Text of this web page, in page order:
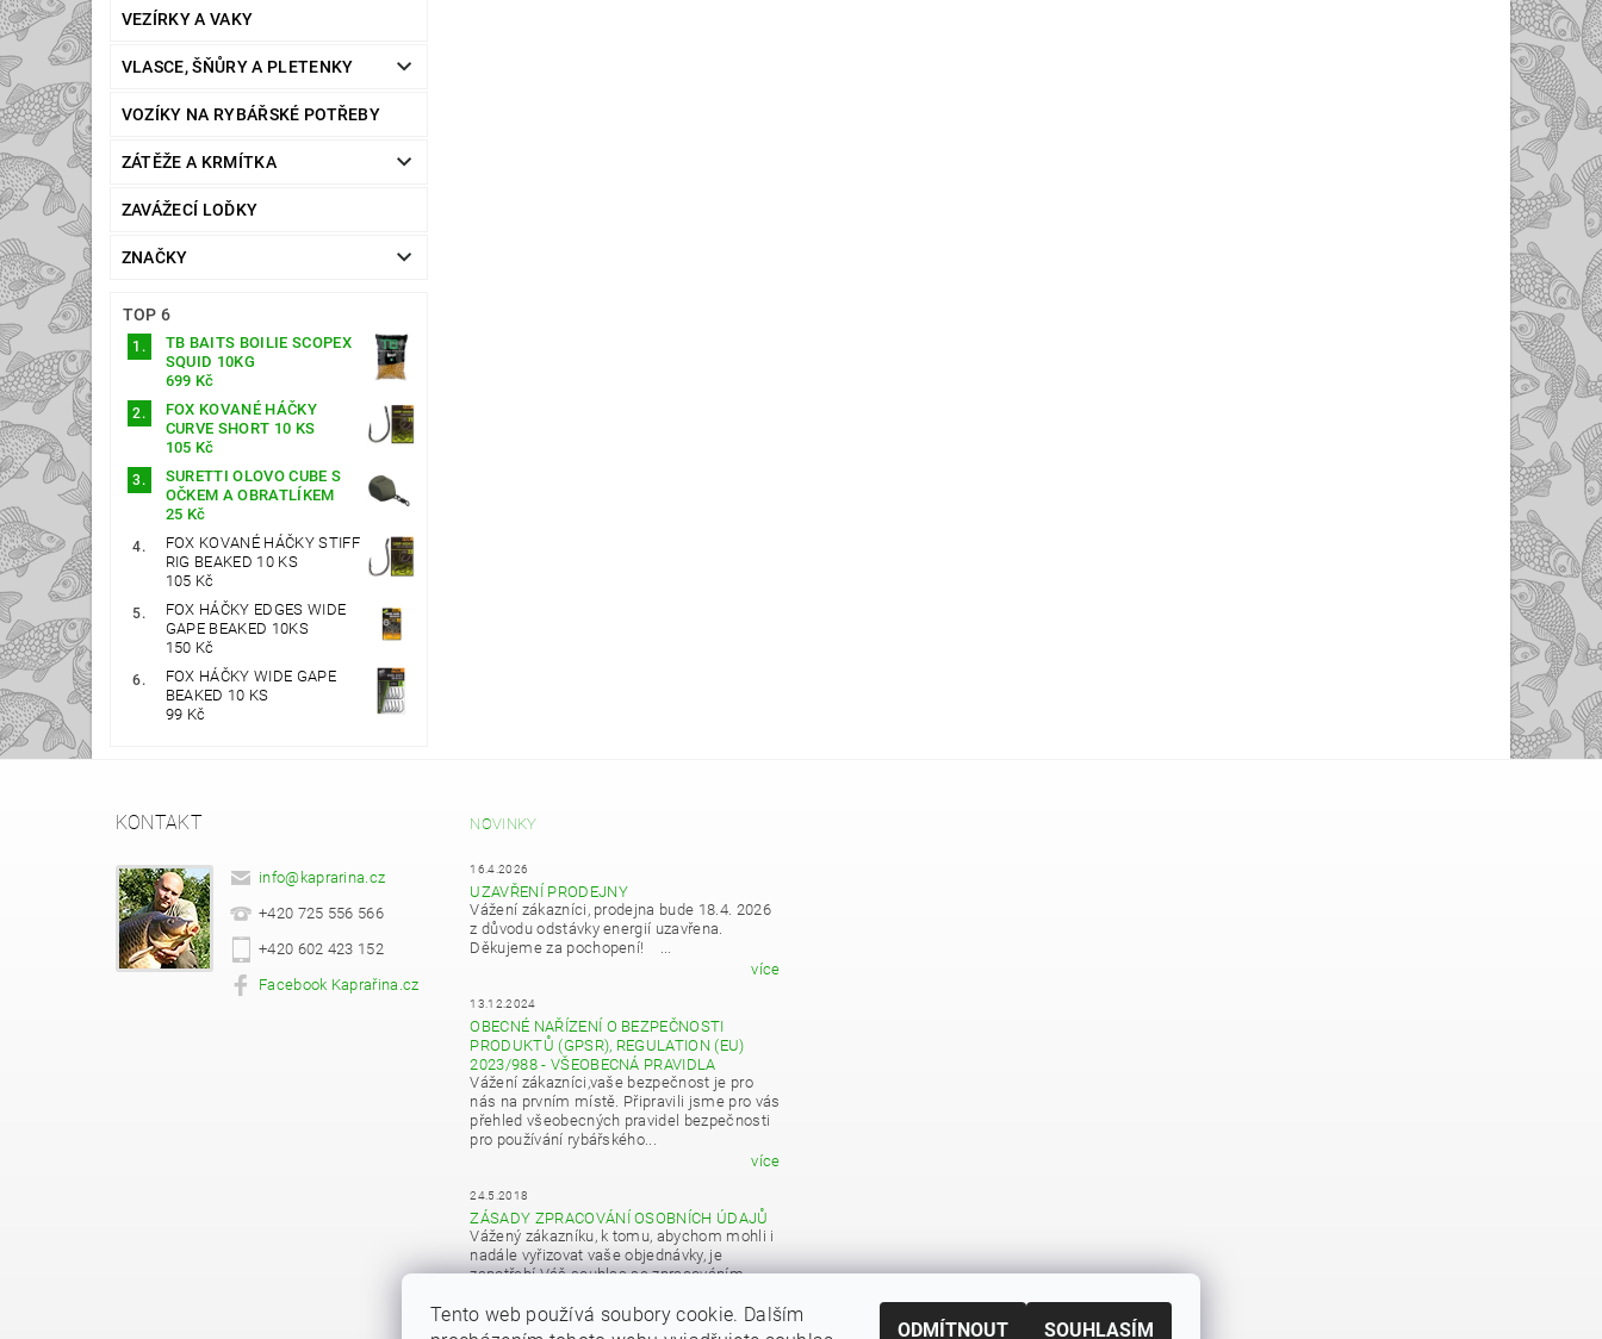
VEZÍRKY A VAKY
VLASCE, ŠŇŮRY A PLETENKY
VOZÍKY NA RYBÁŘSKÉ POTŘEBY
ZÁTĚŽE A KRMÍTKA
ZAVÁŽECÍ LOĎKY
ZNAČKY
TOP 6
TB BAITS BOILIE SCOPEX
SQUID 10KG
699 Kč
FOX KOVANÉ HÁČKY
CURVE SHORT 10 KS
105 Kč
SURETTI OLOVO CUBE S
OČKEM A OBRATLÍKEM
25 Kč
FOX KOVANÉ HÁČKY STIFF
RIG BEAKED 10 KS
105 Kč
FOX HÁČKY EDGES WIDE
GAPE BEAKED 10KS
150 Kč
FOX HÁČKY WIDE GAPE
BEAKED 10 KS
99 Kč
KONTAKT
info@kaprarina.cz
+420 725 556 566
+420 602 423 152
Facebook Kaprařina.cz
NOVINKY
16.4.2026
UZAVŘENÍ PRODEJNY
Vážení zákazníci, prodejna bude 18.4. 2026
z důvodu odstávky energií uzavřena.
Děkujeme za pochopení! ...
více
13.12.2024
OBECNÉ NAŘÍZENÍ O BEZPEČNOSTI
PRODUKTŮ (GPSR), REGULATION (EU)
2023/988 - VŠEOBECNÁ PRAVIDLA
Vážení zákazníci,vaše bezpečnost je pro
nás na prvním místě. Připravili jsme pro vás
přehled všeobecných pravidel bezpečnosti
pro používání rybářského...
více
24.5.2018
ZÁSADY ZPRACOVÁNÍ OSOBNÍCH ÚDAJŮ
Vážený zákazníku, k tomu, abychom mohli i
nadále vyřizovat vaše objednávky, je
zapotřebí Váš souhlas se zpracováním
více
Tento web používá soubory cookie. Dalším
ODMÍTNOUT SOUHLASÍM